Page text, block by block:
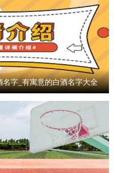
字_有寓意的白酒名字大全